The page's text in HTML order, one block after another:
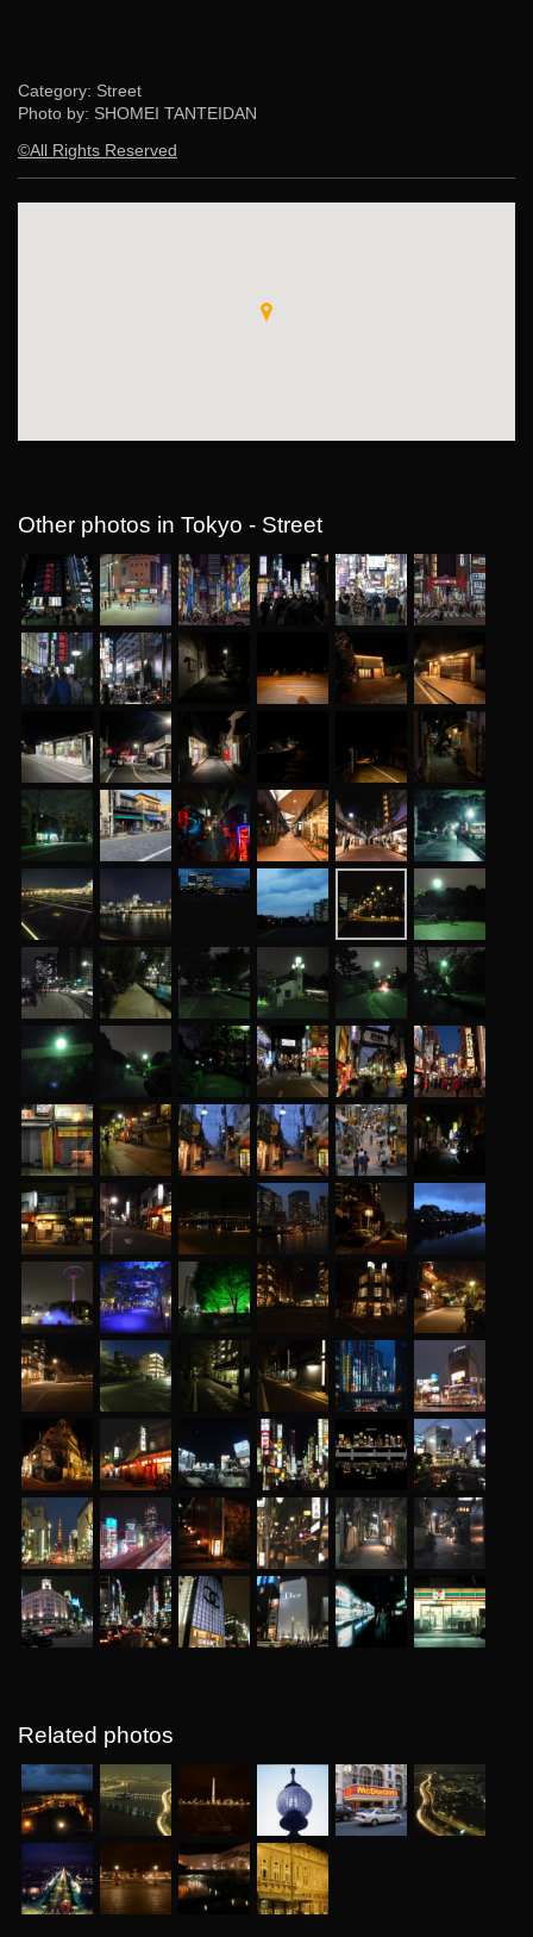
Category: Street
Photo by: SHOMEI TANTEIDAN
©All Rights Reserved
Other photos in Tokyo - Street
Related photos